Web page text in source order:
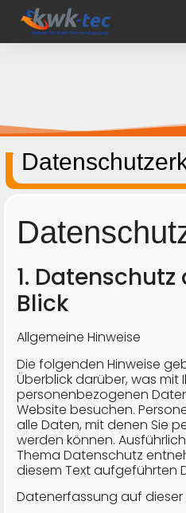
1.
Blick
Allgemeine Hinweise
Die folgenden Hinweise
Überblick darüber, was mit
personenbezogenen
Website besuchen.
alle Daten, mit denen Sie
werden können.
Thema Datenschutz
diesem Text aufgeführten
Datenerfassung auf dieser